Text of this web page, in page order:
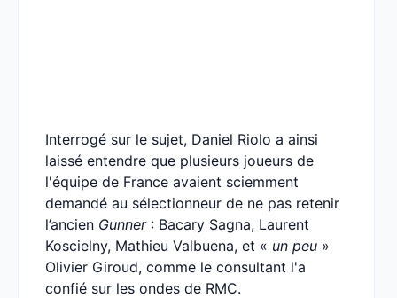
Interrogé sur le sujet, Daniel Riolo a ainsi
laissé entendre que plusieurs joueurs de
l'équipe de France avaient sciemment
demandé au sélectionneur de ne pas retenir
l’ancien Gunner: Bacary Sagna, Laurent
Koscielny, Mathieu Valbuena, et « un peu »
Olivier Giroud, comme le consultant l'a
confié sur les ondes de RMC.